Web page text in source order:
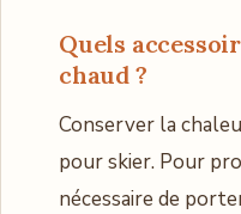
Quels
chaud ?
Conserver la
pour skier. Pour
nécessaire de